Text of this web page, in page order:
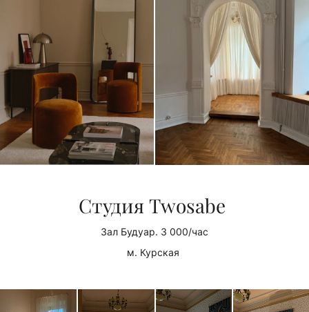
Студия Twosabe
Зал Будуар. 3 000/час
м. Курская